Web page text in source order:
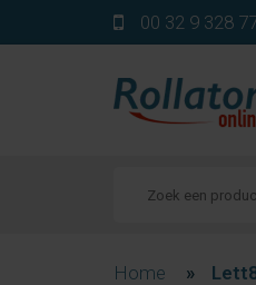
00 32 9 328
Home »